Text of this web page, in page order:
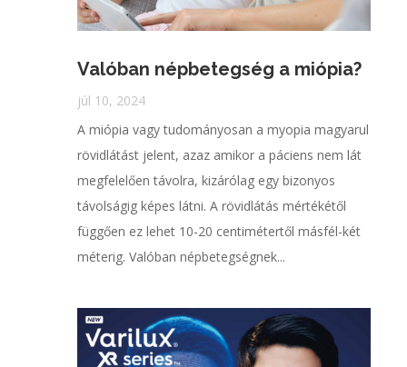
Valóban népbetegség a miópia?
júl 10, 2024
A miópia vagy tudományosan a myopia magyarul
rövidlátást jelent, azaz amikor a páciens nem lát
megfelelően távolra, kizárólag egy bizonyos
távolságig képes látni. A rövidlátás mértékétől
függően ez lehet 10-20 centimétertől másfél-két
méterig. Valóban népbetegségnek...